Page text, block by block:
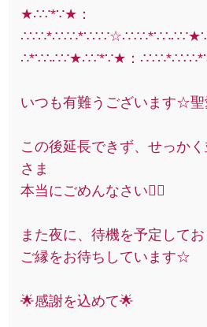
★∴∵*∵★：
∴*∵∴∴∵★∴∵*∵★：
いつも有難うございます☆
この後延長できず、せっか
さま
本当にごめんなさい🙇‍♀️
また夜に、待機を予定して
ご縁をお待ちしています☆
🌟感謝を込めて🌟